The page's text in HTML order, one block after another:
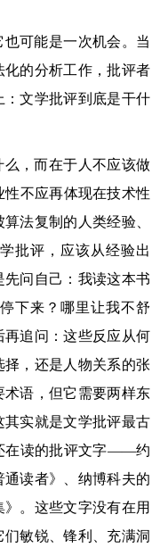
可能是一次机会。当
的分析工作，批评者
文学批评到底是干什
，而在于人不应该做
不应再体现在技术性
法复制的人类经验、
批评，应该从经验出
问自己：我读这本书
下来？哪里让我不舒
再追问：这些反应从何
，还是人物关系的张
语，但它需要两样东
实就是文学批评最古
在读的批评文字——约
读者》、纳博科夫的
》。这些文字没有在用
敏锐、锋利、充满洞